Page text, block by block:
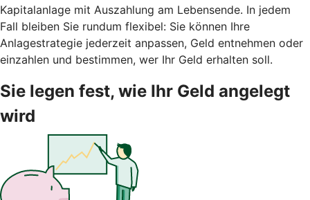
Kapitalanlage mit Auszahlung am Lebensende. In jedem
Fall bleiben Sie rundum flexibel: Sie können Ihre
Anlagestrategie jederzeit anpassen, Geld entnehmen oder
einzahlen und bestimmen, wer Ihr Geld erhalten soll.
Sie legen fest, wie Ihr Geld angelegt
wird